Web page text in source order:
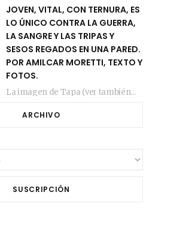
JOVEN, VITAL, CON TERNURA, ES
LO ÚNICO CONTRA LA GUERRA,
LA SANGRE Y LAS TRIPAS Y
SESOS REGADOS EN UNA PARED.
POR AMILCAR MORETTI, TEXTO Y
FOTOS.
La imagen de Tapa (ver también más arriba) fue compuesta en estos días de febrero…
ARCHIVO
SUSCRIPCIÓN